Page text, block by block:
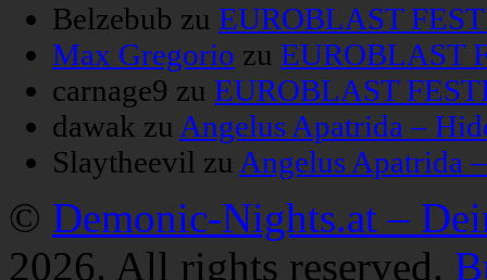
Belzebub zu EUROBLAST
Max Gregorio zu EUROBLAST
carnage9 zu EUROBLAST
dawak zu Angelus Apatrida –
Slaytheevil zu Angelus Apatrida
© Demonic-Nights.at –
2026. All rights reserved.